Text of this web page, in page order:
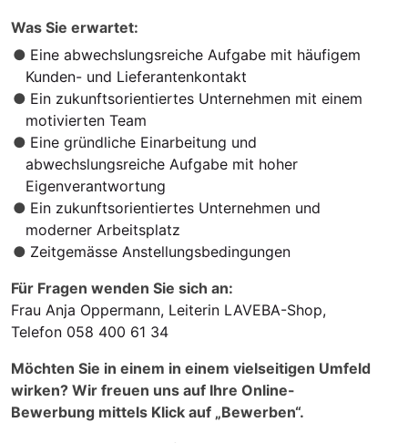
Was Sie erwartet:
Eine abwechslungsreiche Aufgabe mit häufigem
Kunden- und Lieferantenkontakt
Ein zukunftsorientiertes Unternehmen mit einem
motivierten Team
Eine gründliche Einarbeitung und
abwechslungsreiche Aufgabe mit hoher
Eigenverantwortung
Ein zukunftsorientiertes Unternehmen und
moderner Arbeitsplatz
Zeitgemässe Anstellungsbedingungen
Für Fragen wenden Sie sich an:
Frau Anja Oppermann, Leiterin LAVEBA-Shop,
Telefon 058 400 61 34
Möchten Sie in einem in einem vielseitigen Umfeld
wirken? Wir freuen uns auf Ihre Online-
Bewerbung mittels Klick auf „Bewerben“.